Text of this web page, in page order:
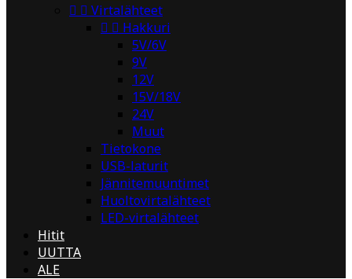
  Virtalähteet
  Hakkuri
5V/6V
9V
12V
15V/18V
24V
Muut
Tietokone
USB-laturit
Jännitemuuntimet
Huoltovirtalähteet
LED-virtalähteet
Hitit
UUTTA
ALE